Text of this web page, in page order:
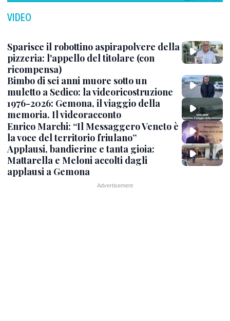
VIDEO
Sparisce il robottino aspirapolvere della
pizzeria: l'appello del titolare (con
ricompensa)
Bimbo di sei anni muore sotto un
muletto a Sedico: la videoricostruzione
1976-2026: Gemona, il viaggio della
memoria. Il videoracconto
Enrico Marchi: “Il Messaggero Veneto è
la voce del territorio friulano”
Applausi, bandierine e tanta gioia:
Mattarella e Meloni accolti dagli
applausi a Gemona